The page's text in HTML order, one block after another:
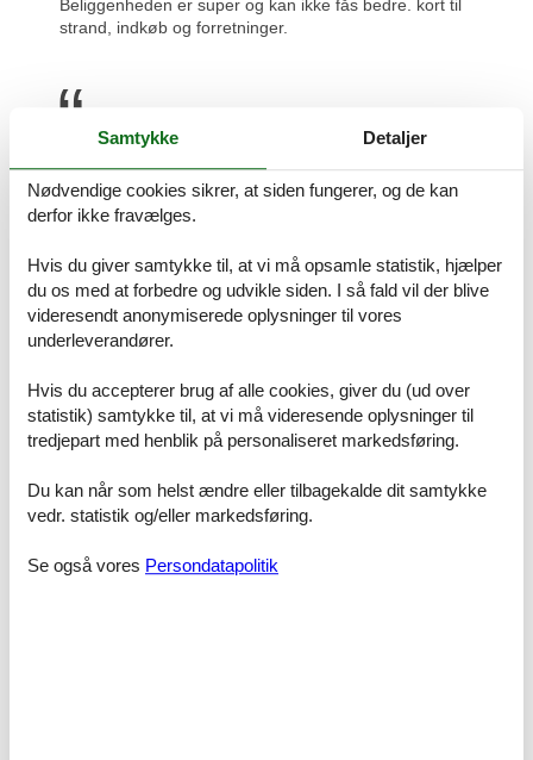
Beliggenheden er super og kan ikke fås bedre. kort til
strand, indkøb og forretninger.
Mange aktiviteter i området for børn og voksne.
Prisgaranti og kundeservice
Når du har fundet det sommerhus til leje Blokhus privat, som skal
danne rammen om familiens ferie, kan du straks booke det direkte
over nettet. Du vil helt automatisk være dækket af Felines
prisgaranti. Vi står inde for at der ikke er ét eneste af de andre
udlejningsbureauer, som udlejer dit foretrukne sommerhus til leje
Blokhus privat til en pris, som er billigere end vores.
konkurrenternes pris, godtgør vi dig hele forskellen i prisen.
Pengene indsættes ganske enkelt på din konto.
Skulle du sidde tilbage med spørgsmål eller specielle ønsker i
privat, så kontakt os endelig. Send en mail til info@feline.dk eller
ring på 8724 2251.
Samtykke Detaljer
Nødvendige cookies sikrer, at siden fungerer, og de kan
derfor ikke fravælges.
Hvis du giver samtykke til, at vi må opsamle statistik, hjælper
du os med at forbedre og udvikle siden. I så fald vil der blive
videresendt anonymiserede oplysninger til vores
underleverandører.
Hvis du accepterer brug af alle cookies, giver du (ud over
statistik) samtykke til, at vi må videresende oplysninger til
tredjepart med henblik på personaliseret markedsføring.
Du kan når som helst ændre eller tilbagekalde dit samtykke
vedr. statistik og/eller markedsføring.
Se også vores Persondatapolitik